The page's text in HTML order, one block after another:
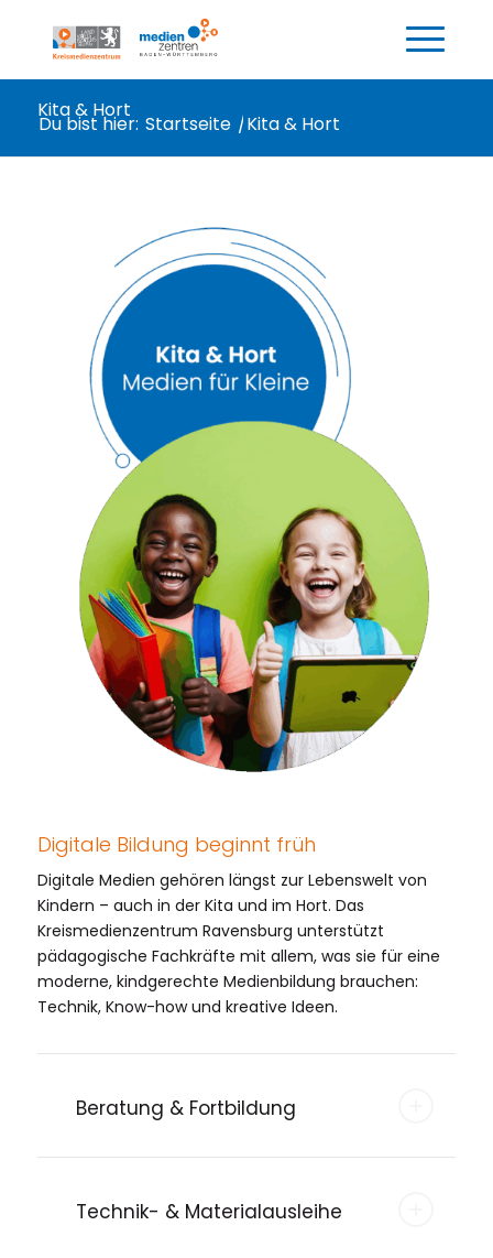
Kita & Hort
Du bist hier: Startseite /Kita & Hort
Digitale Bildung beginnt früh
Digitale Medien gehören längst zur Lebenswelt von
Kindern – auch in der Kita und im Hort. Das
Kreismedienzentrum Ravensburg unterstützt
pädagogische Fachkräfte mit allem, was sie für eine
moderne, kindgerechte Medienbildung brauchen:
Technik, Know-how und kreative Ideen.
Beratung & Fortbildung
Technik- & Materialausleihe